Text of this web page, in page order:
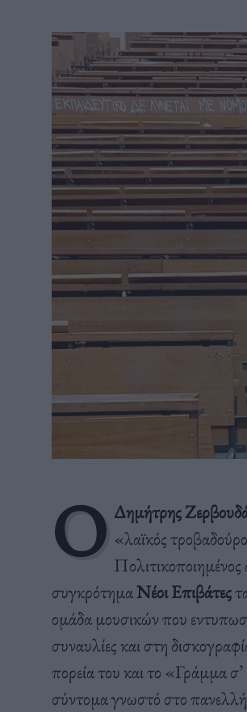
Ο Δημήτρης
«λαϊκός
συγκρότημαΝέοι Επιβάτες
ομάδα μουσικών που
συναυλίες και στη
πορεία του και το «Γράμμα
σύντομα γνωστό στο